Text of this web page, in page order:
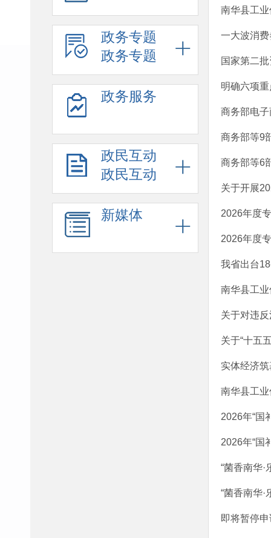
政务专题
政务专题
政务服务
政民互动
政民互动
新媒体
南华县工
一大波消
国家第二
明确六项
商务部电
商务部等9
商务部等6
关于开展
2026年度
2026年度
我省出台
南华县工
关于对违
关于“十五
实体经济
南华县工
2026年“国
2026年“国
“菌香南华·
“菌香南华·
即将暂停